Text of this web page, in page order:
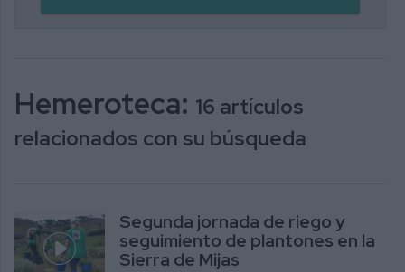
Hemeroteca: 16 artículos
relacionados con su búsqueda
Segunda jornada de riego y
seguimiento de plantones en la
Sierra de Mijas